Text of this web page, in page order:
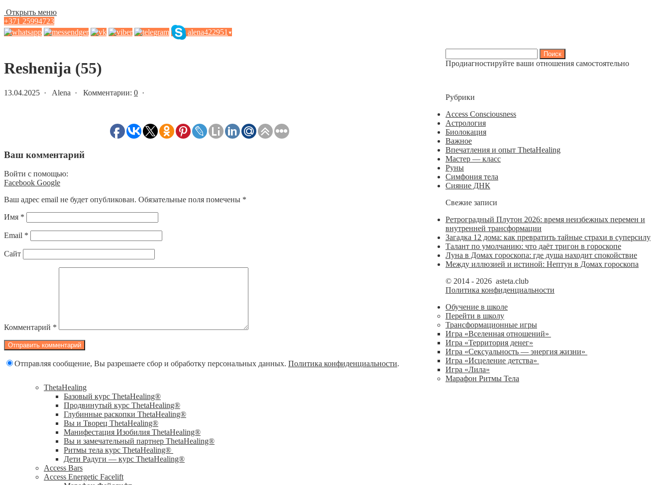
Открыть меню
+371 25994723
alena422951 ▾
Reshenija (55)
13.04.2025 · Alena · Комментарии: 0 ·
Ваш комментарий
Войти с помощью:
Facebook Google
Ваш адрес email не будет опубликован. Обязательные поля помечены *
Имя *
Email *
Сайт
Комментарий *
Отправляя сообщение, Вы разрешаете сбор и обработку персональных данных. Политика конфиденциальности.
Продиагностируйте ваши отношения самостоятельно
Рубрики
Access Consciousness
Астрология
Биолокация
Важное
Впечатления и опыт ThetaHealing
Мастер — класс
Руны
Симфония тела
Сияние ДНК
Свежие записи
Ретроградный Плутон 2026: время неизбежных перемен и
внутренней трансформации
Загадка 12 дома: как превратить тайные страхи в суперсилу
Талант по умолчанию: что даёт тригон в гороскопе
Луна в Домах гороскопа: где душа находит спокойствие
Между иллюзией и истиной: Нептун в Домах гороскопа
© 2014 - 2026 asteta.club
Политика конфиденциальности
Обучение в школе
Перейти в школу
Трансформационные игры
Игра «Вселенная отношений»
Игра «Территория денег»
Игра «Сексуальность — энергия жизни»
Игра «Исцеление детства»
Игра «Лила»
Марафон Ритмы Тела
ThetaHealing
Базовый курс ThetaHealing®
Продвинутый курс ThetaHealing®
Глубинные раскопки ThetaHealing®
Вы и Творец ThetaHealing®
Манифестация Изобилия ThetaHealing®
Вы и замечательный партнер ThetaHealing®
Ритмы тела курс ThetaHealing®
Дети Радуги — курс ThetaHealing®
Access Bars
Access Energetic Facelift